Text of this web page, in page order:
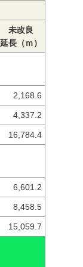
未改良
延長（ｍ）
2,168.6
4,337.2
16,784.4
6,601.2
8,458.5
15,059.7